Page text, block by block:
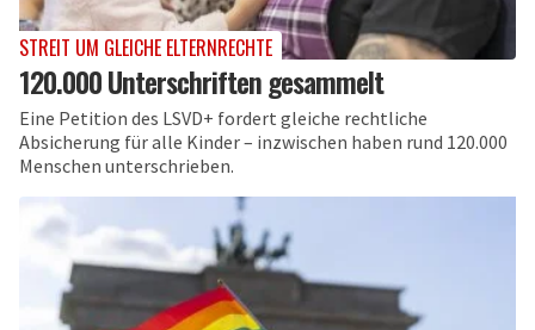
STREIT UM GLEICHE ELTERNRECHTE
120.000 Unterschriften gesammelt
Eine Petition des LSVD+ fordert gleiche rechtliche
Absicherung für alle Kinder – inzwischen haben rund 120.000
Menschen unterschrieben.